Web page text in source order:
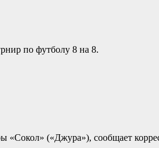
по футболу 8 на 8.
«Сокол» («Джура»), сообщает